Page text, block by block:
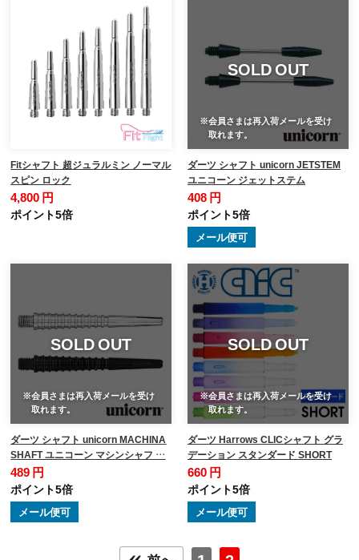
Fitシャフト 超ジュラルミン ノーマル
スピン ロック
4,800 円
ポイント5倍
SOLD OUT
※会員さまは再入荷メールを受け
取れます。
ダーツ シャフト unicorn JETSTEM
ユニコーン ジェットステム
408 円
ポイント5倍
メール便可
SOLD OUT
※会員さまは再入荷メールを受け
取れます。
ダーツ シャフト unicorn MACHINA
SHAFT ユニコーン マシンシャフ …
489 円
ポイント5倍
メール便可
SOLD OUT
※会員さまは再入荷メールを受け
取れます。
ダーツ Harrows CLICシャフト グラ
デーション スタンダード SHORT
660 円
ポイント5倍
メール便可